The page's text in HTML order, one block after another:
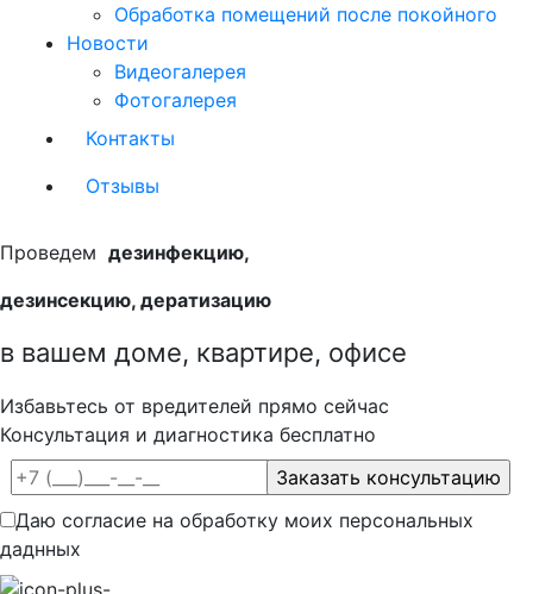
Обработка помещений после покойного
Новости
Видеогалерея
Фотогалерея
Контакты
Отзывы
Проведем дезинфекцию,
дезинсекцию, дератизацию
в вашем доме, квартире, офисе
Избавьтесь от вредителей прямо сейчас
Консультация и диагностика бесплатно
Даю согласие на обработку моих персональных
даднных